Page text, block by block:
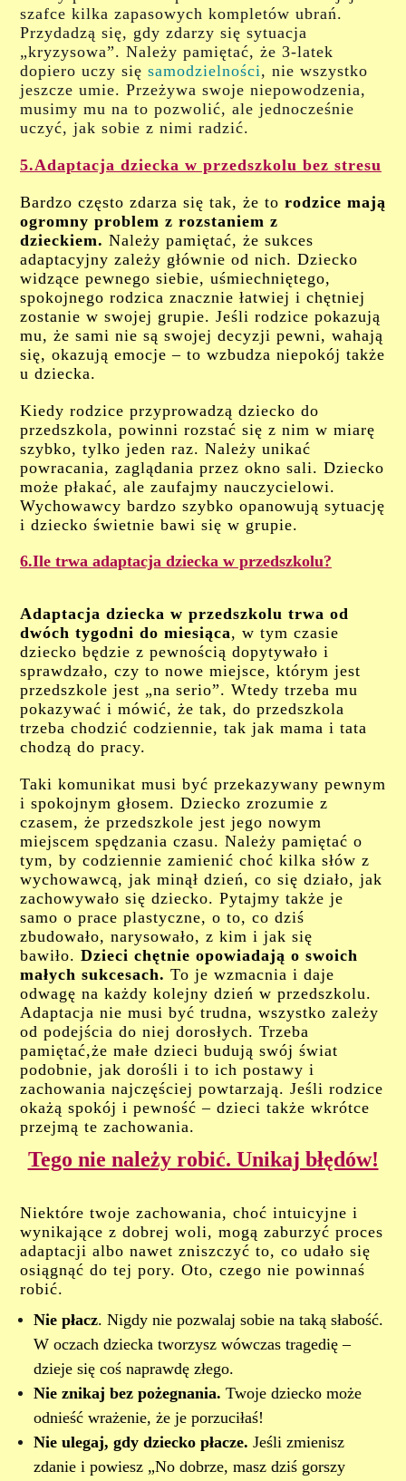
szafce kilka zapasowych kompletów ubrań.
Przydadzą się, gdy zdarzy się sytuacja
„kryzysowa”. Należy pamiętać, że 3-latek
dopiero uczy się samodzielności, nie wszystko
jeszcze umie. Przeżywa swoje niepowodzenia,
musimy mu na to pozwolić, ale jednocześnie
uczyć, jak sobie z nimi radzić.
5.Adaptacja dziecka w przedszkolu bez stresu
Bardzo często zdarza się tak, że to rodzice mają
ogromny problem z rozstaniem z
dzieckiem. Należy pamiętać, że sukces
adaptacyjny zależy głównie od nich. Dziecko
widzące pewnego siebie, uśmiechniętego,
spokojnego rodzica znacznie łatwiej i chętniej
zostanie w swojej grupie. Jeśli rodzice pokazują
mu, że sami nie są swojej decyzji pewni, wahają
się, okazują emocje – to wzbudza niepokój także
u dziecka.
Kiedy rodzice przyprowadzą dziecko do
przedszkola, powinni rozstać się z nim w miarę
szybko, tylko jeden raz. Należy unikać
powracania, zaglądania przez okno sali. Dziecko
może płakać, ale zaufajmy nauczycielowi.
Wychowawcy bardzo szybko opanowują sytuację
i dziecko świetnie bawi się w grupie.
6.Ile trwa adaptacja dziecka w przedszkolu?
Adaptacja dziecka w przedszkolu trwa od
dwóch tygodni do miesiąca, w tym czasie
dziecko będzie z pewnością dopytywało i
sprawdzało, czy to nowe miejsce, którym jest
przedszkole jest „na serio”. Wtedy trzeba mu
pokazywać i mówić, że tak, do przedszkola
trzeba chodzić codziennie, tak jak mama i tata
chodzą do pracy.
Taki komunikat musi być przekazywany pewnym
i spokojnym głosem. Dziecko zrozumie z
czasem, że przedszkole jest jego nowym
miejscem spędzania czasu. Należy pamiętać o
tym, by codziennie zamienić choć kilka słów z
wychowawcą, jak minął dzień, co się działo, jak
zachowywało się dziecko. Pytajmy także je
samo o prace plastyczne, o to, co dziś
zbudowało, narysowało, z kim i jak się
bawiło. Dzieci chętnie opowiadają o swoich
małych sukcesach. To je wzmacnia i daje
odwagę na każdy kolejny dzień w przedszkolu.
Adaptacja nie musi być trudna, wszystko zależy
od podejścia do niej dorosłych. Trzeba
pamiętać,że małe dzieci budują swój świat
podobnie, jak dorośli i to ich postawy i
zachowania najczęściej powtarzają. Jeśli rodzice
okażą spokój i pewność – dzieci także wkrótce
przejmą te zachowania.
Tego nie należy robić. Unikaj błędów!
Niektóre twoje zachowania, choć intuicyjne i
wynikające z dobrej woli, mogą zaburzyć proces
adaptacji albo nawet zniszczyć to, co udało się
osiągnąć do tej pory. Oto, czego nie powinnaś
robić.
Nie płacz. Nigdy nie pozwalaj sobie na taką słabość.
W oczach dziecka tworzysz wówczas tragedię –
dzieje się coś naprawdę złego.
Nie znikaj bez pożegnania. Twoje dziecko może
odnieść wrażenie, że je porzuciłaś!
Nie ulegaj, gdy dziecko płacze. Jeśli zmienisz
zdanie i powiesz „No dobrze, masz dziś gorszy